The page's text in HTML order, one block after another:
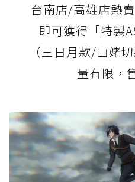
台南店/高雄店熱
即可獲得「特製
（三日月款/山姥
量有限，